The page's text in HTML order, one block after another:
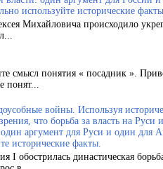
используйте исторические
Михайловича происходило
смысл понятия « посадник ».
понят...
войны. Используя
что борьба за власть на
аргумент для Руси и один для
исторические факты.
I обострилась династическая